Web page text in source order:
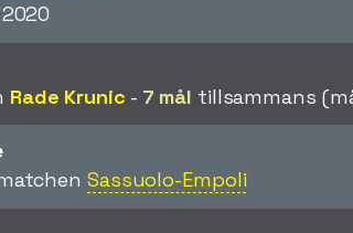
Rade Krunic - 7 mål tillsammans
Sassuolo-Empoli